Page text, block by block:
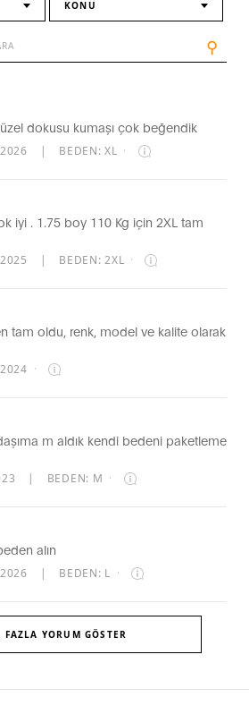
KONU
⚲
dokusu kumaşı çok beğendik
| BEDEN: XL ·
iyi . 1.75 boy 110 Kg için 2XL tam
| BEDEN: 2XL ·
tam oldu, renk, model ve kalite olarak
·
m aldık kendi bedeni paketleme
| BEDEN: M ·
alın
| BEDEN: L ·
FAZLA YORUM GÖSTER